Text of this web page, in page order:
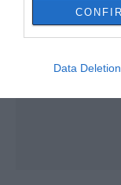
Data Deletion